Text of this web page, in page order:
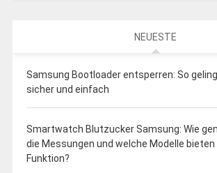
NEUESTE
Samsung Bootloader entsperren: So
sicher und einfach
Smartwatch Blutzucker Samsung: Wie
die Messungen und welche Modelle bieten
Funktion?